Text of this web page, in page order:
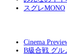
スグレMONO
Cinema
B級合戦 グル